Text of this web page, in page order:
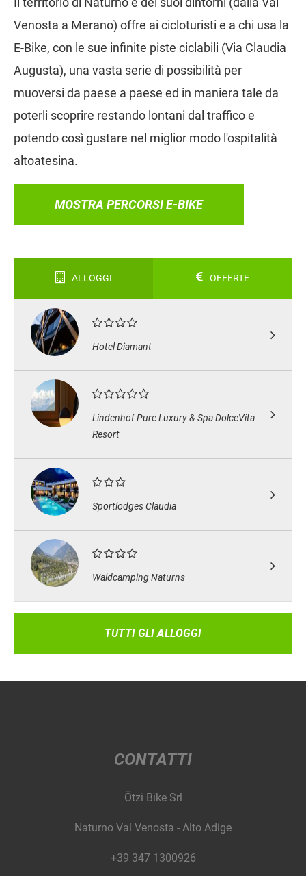
Venosta a Merano) offre ai cicloturisti e a chi usa la
E-Bike, con le sue infinite piste ciclabili (Via Claudia
Augusta), una vasta serie di possibilità per
muoversi da paese a paese ed in maniera tale da
poterli scoprire restando lontani dal traffico e
potendo così gustare nel miglior modo l'ospitalità
altoatesina.
MOSTRA PERCORSI E-BIKE
ALLOGGI OFFERTE
Hotel Diamant
Lindenhof Pure Luxury & Spa DolceVita
Resort
Sportlodges Claudia
Waldcamping Naturns
TUTTI GLI ALLOGGI
CONTATTI
Ötzi Bike Srl
Naturno Val Venosta - Alto Adige
+39 347 1300926